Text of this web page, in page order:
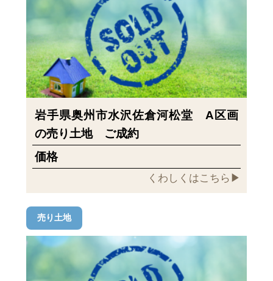
岩手県奥州市水沢佐倉河松堂 A区画
の売り土地 ご成約
価格
くわしくはこちら▶︎
売り土地